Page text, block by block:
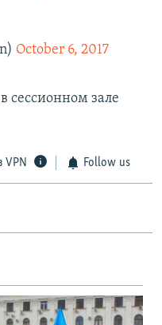
October 6, 2017
сессионном зале
VPN Follow us